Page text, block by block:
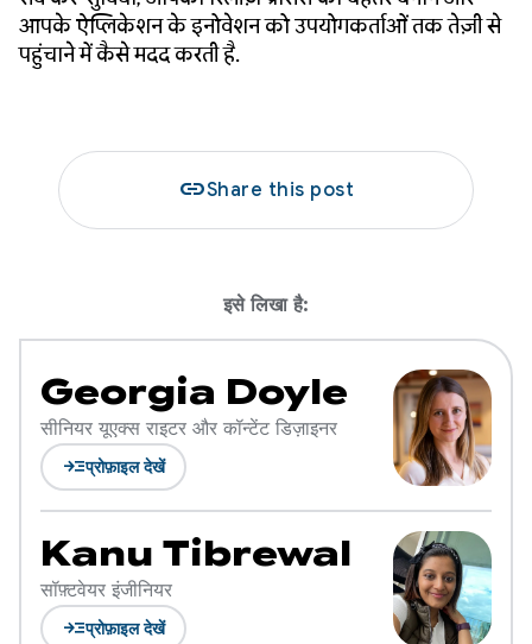
आपके ऐप्लिकेशन के इनोवेशन को उपयोगकर्ताओं तक तेज़ी से
पहुंचाने में कैसे मदद करती है.
linkShare this post
इसे लिखा है:
Georgia Doyle
सीनियर यूएक्स राइटर और कॉन्टेंट डिज़ाइनर
read_moreप्रोफ़ाइल देखें
Kanu Tibrewal
सॉफ़्टवेयर इंजीनियर
read_moreप्रोफ़ाइल देखें